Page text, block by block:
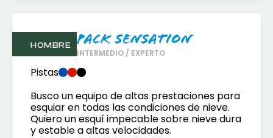
HOMBRE Pack Sensation
INTERMEDIO / EXPERTO
Pistas
Busco un equipo de altas prestaciones para
esquiar en todas las condiciones de nieve.
Quiero un esquí impecable sobre nieve dura
y estable a altas velocidades.